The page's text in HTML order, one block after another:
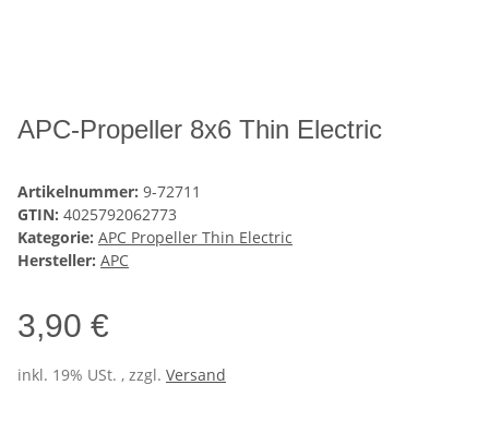
APC-Propeller 8x6 Thin Electric
Artikelnummer: 9-72711
GTIN: 4025792062773
Kategorie: APC Propeller Thin Electric
Hersteller: APC
3,90 €
inkl. 19% USt. , zzgl. Versand